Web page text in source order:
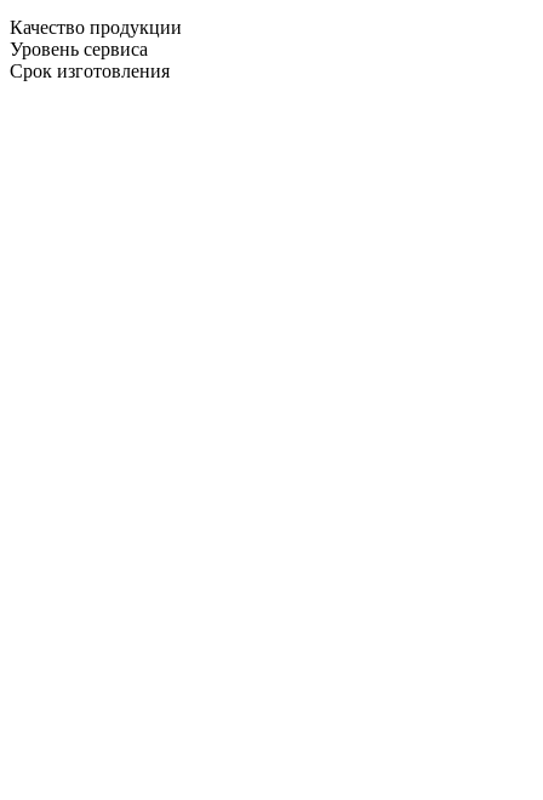
Качество продукции
Уровень сервиса
Срок изготовления